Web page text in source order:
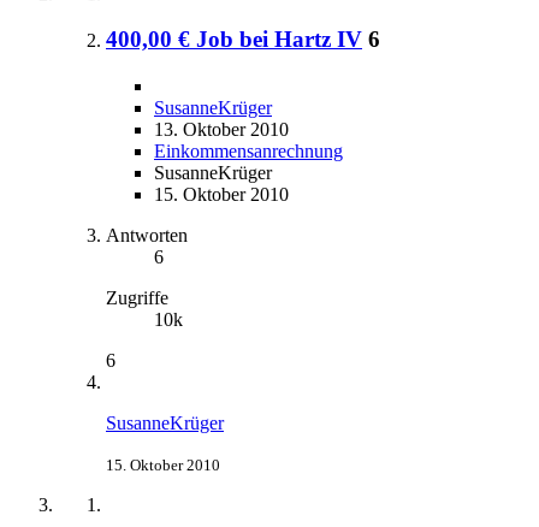
400,00 € Job bei Hartz IV 6
SusanneKrüger
13. Oktober 2010
Einkommensanrechnung
SusanneKrüger
15. Oktober 2010
Antworten
6
Zugriffe
10k
6
SusanneKrüger
15. Oktober 2010